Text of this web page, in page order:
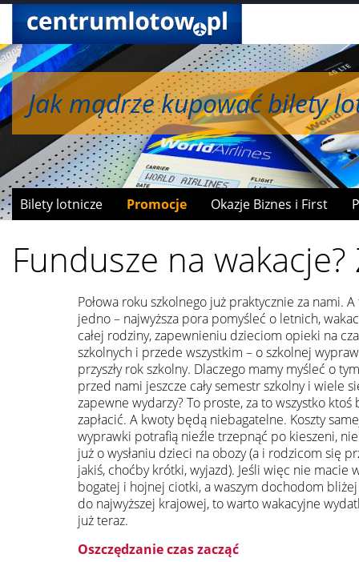
Bilety lotnicze Promocje Okazje Biznes i First
Jak mądrze kupować bilety
Jak wymieniać mile na
Fundusze na
Połowa roku szkolnego już praktycznie za nami.
jedno – najwyższa pora pomyśleć o letnich,
całej rodziny, zapewnieniu dzieciom opieki na
szkolnych i przede wszystkim – o szkolnej
przyszły rok szkolny. Dlaczego mamy myśleć o
przed nami jeszcze cały semestr szkolny i wiele
zapewne wydarzy? To proste, za to wszystko ktoś
zapłacić. A kwoty będą niebagatelne. Koszty
wyprawki potrafią nieźle trzepnąć po kieszeni,
już o wysłaniu dzieci na obozy (a i rodzicom się
jakiś, choćby krótki, wyjazd). Jeśli więc nie macie
bogatej i hojnej ciotki, a waszym dochodom
do najwyższej krajowej, to warto wakacyjne
już teraz.
Oszczędzanie czas zacząć